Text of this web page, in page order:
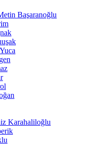
Başaranoğlu
Karahaliloğlu